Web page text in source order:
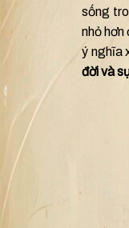
sống
nhỏ hơn
ý nghĩa
đời và